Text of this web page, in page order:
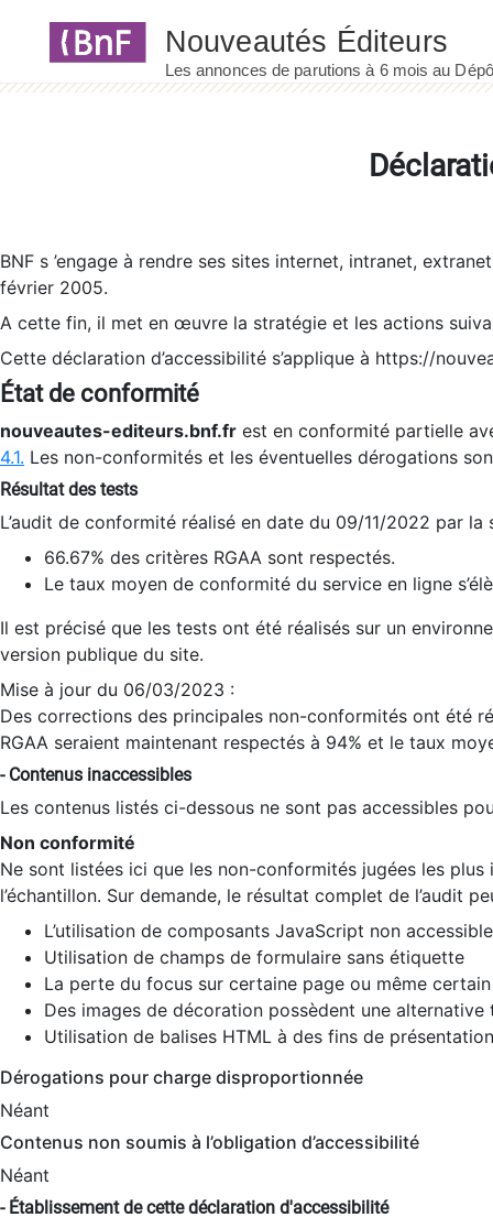
BNF s ’engage à rendre ses sites internet, intranet,
février 2005.
A cette fin, il met en œuvre la stratégie et les actions
Cette déclaration d’accessibilité s’applique à https://
État de conformité
nouveautes-editeurs.bnf.fr est en conformité partielle
4.1. Les non-conformités et les éventuelles dérogations
Résultat des tests
L’audit de conformité réalisé en date du 09/11/2022 par
66.67% des critères RGAA sont respectés.
Le taux moyen de conformité du service en ligne
Il est précisé que les tests ont été réalisés sur un
version publique du site.
Mise à jour du 06/03/2023 :
Des corrections des principales non-conformités ont été
RGAA seraient maintenant respectés à 94% et le taux
- Contenus inaccessibles
Les contenus listés ci-dessous ne sont pas accessibles
Non conformité
Ne sont listées ici que les non-conformités jugées les
l’échantillon. Sur demande, le résultat complet de l’audit
L’utilisation de composants JavaScript non
Utilisation de champs de formulaire sans étiquette
La perte du focus sur certaine page ou même
Des images de décoration possèdent une alternative
Utilisation de balises HTML à des fins de
Dérogations pour charge disproportionnée
Néant
Contenus non soumis à l’obligation d’accessibilité
Néant
- Établissement de cette déclaration d'accessibilité